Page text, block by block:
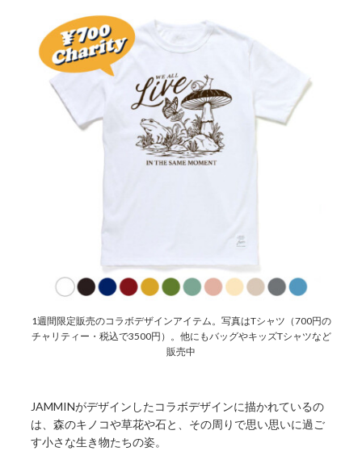
1週間限定販売のコラボデザインアイテム。写真はTシャツ（700円の
チャリティー・税込で3500円）。他にもバッグやキッズTシャツなど
販売中
JAMMINがデザインしたコラボデザインに描かれているの
は、森のキノコや草花や石と、その周りで思い思いに過ご
す小さな生き物たちの姿。